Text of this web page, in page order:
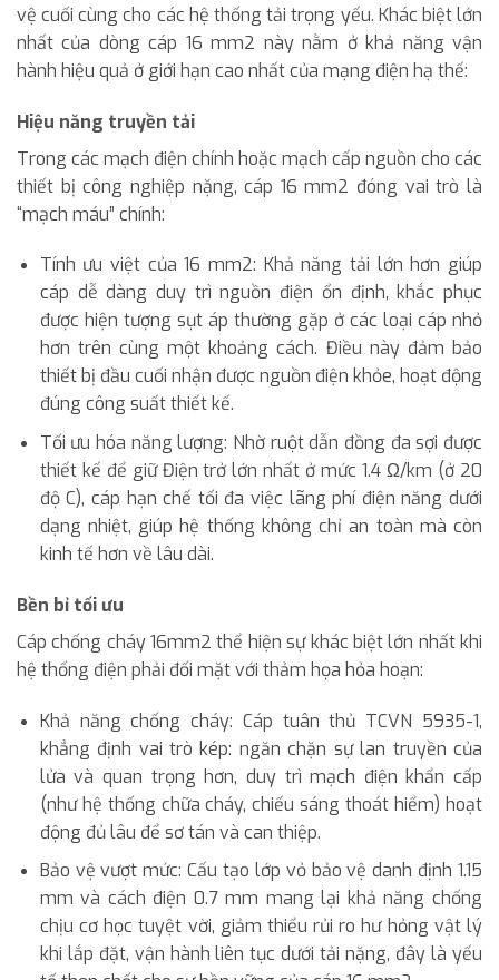
vệ cuối cùng cho các hệ thống tải trọng yếu. Khác biệt lớn
nhất của dòng cáp 16 mm2 này nằm ở khả năng vận
hành hiệu quả ở giới hạn cao nhất của mạng điện hạ thế:
Hiệu năng truyền tải
Trong các mạch điện chính hoặc mạch cấp nguồn cho các
thiết bị công nghiệp nặng, cáp 16 mm2 đóng vai trò là
“mạch máu” chính:
Tính ưu việt của 16 mm2: Khả năng tải lớn hơn giúp
cáp dễ dàng duy trì nguồn điện ổn định, khắc phục
được hiện tượng sụt áp thường gặp ở các loại cáp nhỏ
hơn trên cùng một khoảng cách. Điều này đảm bảo
thiết bị đầu cuối nhận được nguồn điện khỏe, hoạt động
đúng công suất thiết kế.
Tối ưu hóa năng lượng: Nhờ ruột dẫn đồng đa sợi được
thiết kế để giữ Điện trở lớn nhất ở mức 1.4 Ω/km (ở 20
độ C), cáp hạn chế tối đa việc lãng phí điện năng dưới
dạng nhiệt, giúp hệ thống không chỉ an toàn mà còn
kinh tế hơn về lâu dài.
Bền bỉ tối ưu
Cáp chống cháy 16mm2 thể hiện sự khác biệt lớn nhất khi
hệ thống điện phải đối mặt với thảm họa hỏa hoạn:
Khả năng chống cháy: Cáp tuân thủ TCVN 5935-1,
khẳng định vai trò kép: ngăn chặn sự lan truyền của
lửa và quan trọng hơn, duy trì mạch điện khẩn cấp
(như hệ thống chữa cháy, chiếu sáng thoát hiểm) hoạt
động đủ lâu để sơ tán và can thiệp.
Bảo vệ vượt mức: Cấu tạo lớp vỏ bảo vệ danh định 1.15
mm và cách điện 0.7 mm mang lại khả năng chống
chịu cơ học tuyệt vời, giảm thiểu rủi ro hư hỏng vật lý
khi lắp đặt, vận hành liên tục dưới tải nặng, đây là yếu